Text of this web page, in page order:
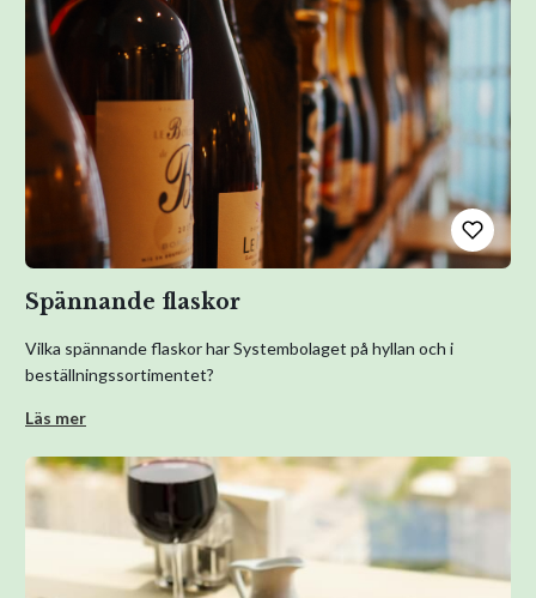
Spännande flaskor
Vilka spännande flaskor har Systembolaget på hyllan och i
beställningssortimentet?
Läs mer